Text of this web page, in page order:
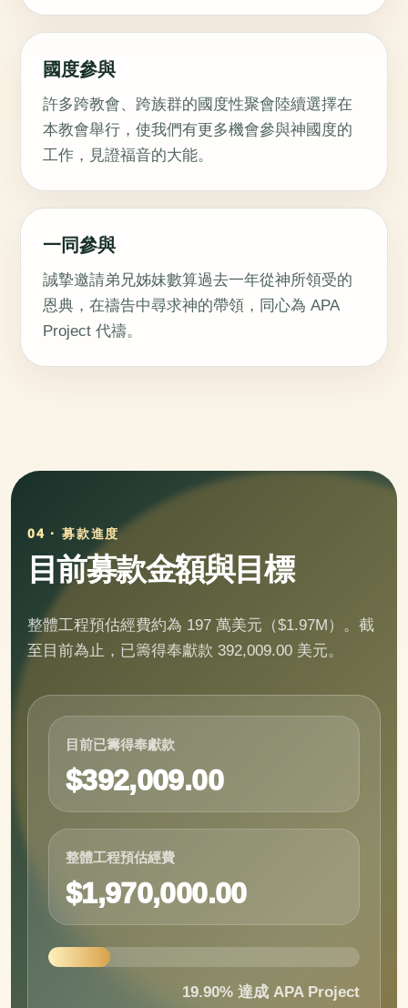
國度參與
許多跨教會、跨族群的國度性聚會陸續選擇在
本教會舉行，使我們有更多機會參與神國度的
工作，見證福音的大能。
一同參與
誠摯邀請弟兄姊妹數算過去一年從神所領受的
恩典，在禱告中尋求神的帶領，同心為 APA
Project 代禱。
04 · 募款進度
目前募款金額與目標
整體工程預估經費約為 197 萬美元（$1.97M）。截
至目前為止，已籌得奉獻款 392,009.00 美元。
目前已籌得奉獻款
$392,009.00
整體工程預估經費
$1,970,000.00
19.90% 達成 APA Project